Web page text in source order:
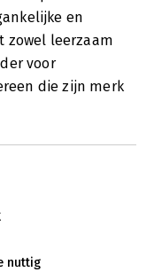
en
zowel leerzaam
voor
die zijn merk
nuttig